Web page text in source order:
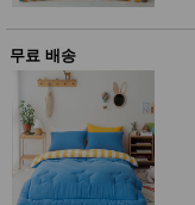
무료 배송